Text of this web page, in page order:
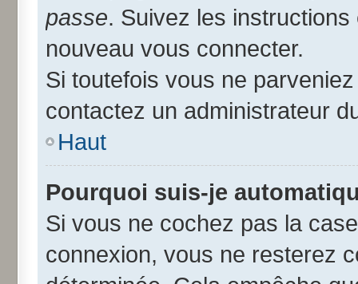
passe. Suivez les
nouveau vous connecter.
Si toutefois vous ne
contactez un administrateur
Haut
Pourquoi suis-je
Si vous ne cochez pas la
connexion, vous ne resterez